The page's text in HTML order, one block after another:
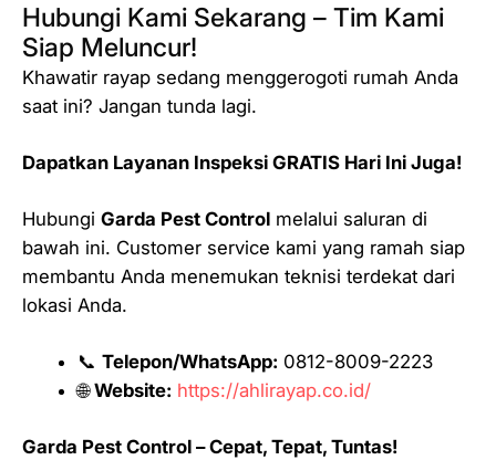
Hubungi Kami Sekarang – Tim Kami
Siap Meluncur!
Khawatir rayap sedang menggerogoti rumah Anda
saat ini? Jangan tunda lagi.
Dapatkan Layanan Inspeksi GRATIS Hari Ini Juga!
Hubungi Garda Pest Control melalui saluran di
bawah ini. Customer service kami yang ramah siap
membantu Anda menemukan teknisi terdekat dari
lokasi Anda.
📞Telepon/WhatsApp: 0812-8009-2223
🌐Website: https://ahlirayap.co.id/
Garda Pest Control – Cepat, Tepat, Tuntas!